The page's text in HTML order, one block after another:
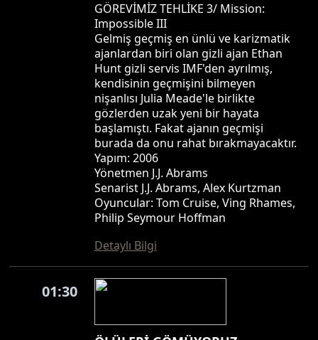
GÖREVİMİZ TEHLİKE 3/ Mission:
Impossible III
Gelmiş geçmiş en ünlü ve karizmatik
ajanlardan biri olan gizli ajan Ethan
Hunt gizli servis IMF'den ayrılmış,
kendisinin geçmişini bilmeyen
nişanlısı Julia Meade'le birlikte
gözlerden uzak yeni bir hayata
başlamıştı. Fakat ajanın geçmişi
burada da onu rahat bırakmayacaktır.
Yapım: 2006
Yönetmen J.J. Abrams
Senarist J.J. Abrams, Alex Kurtzman
Oyuncular: Tom Cruise, Ving Rhames,
Philip Seymour Hoffman
Detaylı Bilgi
01:30